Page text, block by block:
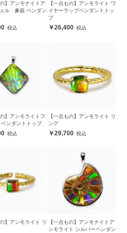
の】アンモナイトア
ル 象嵌 ペンダン
【一点もの】アンモライト ワ
イヤーラップペンダントトッ
プ
26,400
の】アンモライトフ
ペンダントトップ
【一点もの】アンモライト リ
ング
29,700
の】アンモライト リ
【一点もの】アンモナイトア
ンモライト シルバーペンダン